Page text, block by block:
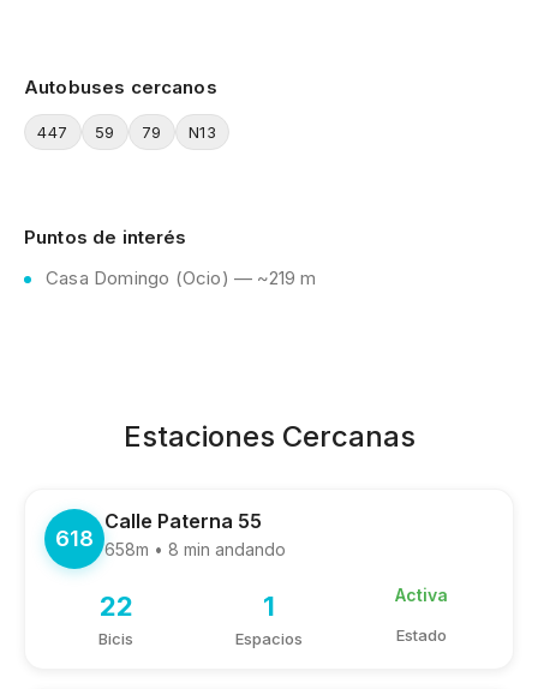
Autobuses cercanos
447 59 79 N13
Puntos de interés
Casa Domingo (Ocio) — ~219 m
Estaciones Cercanas
618
Calle Paterna 55
658m • 8 min andando
22
Bicis
1
Espacios
Activa
Estado